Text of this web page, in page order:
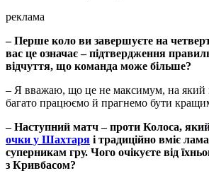
реклама
– Перше коло ви завершуєте на
вас це означає – підтвердження
відчуття, що команда може більше?
– Я вважаю, що це не максимум, на який
багато працюємо й прагнемо бути
– Наступний матч – проти Колоса,
очки у Шахтаря і традиційно вміє
суперникам гру. Чого очікуєте від
з Кривбасом?